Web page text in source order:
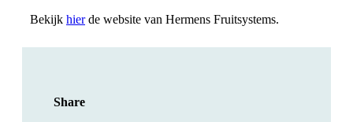
Bekijk hierde website van Hermens Fruitsystems.
Share